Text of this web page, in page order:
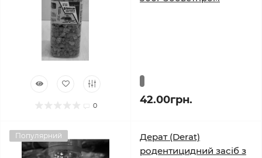
0 42.00грн.
Популярний
Дерат (Derat)
родентицидний засіб з